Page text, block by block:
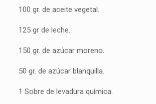
100 gr. de aceite vegetal.
125 gr de leche.
150 gr. de azúcar moreno.
50 gr. de azúcar blanquilla.
1 Sobre de levadura química.